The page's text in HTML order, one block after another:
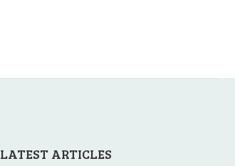
LATEST ARTICLES